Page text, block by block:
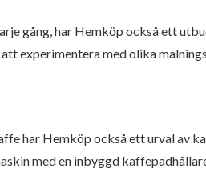
gång, har Hemköp också ett
experimentera med olika
har Hemköp också ett urval av
med en inbyggd